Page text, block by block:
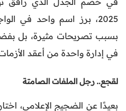
2025، برز اسم واحد في
بسبب تصريحات مثيرة، بل
في إدارة واحدة من أعقد
لقجع.. رجل الملفات الصامتة
بعيدًا عن الضجيج الإعلامي،